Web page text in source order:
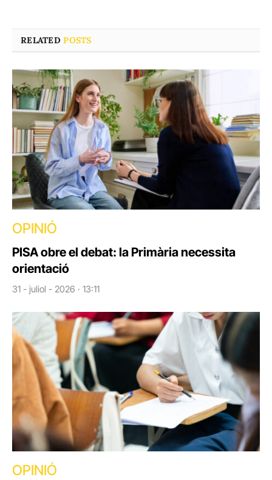
RELATEDPOSTS
OPINIÓ
PISA obre el debat: la Primària necessita
orientació
31 - juliol - 2026 · 13:11
OPINIÓ